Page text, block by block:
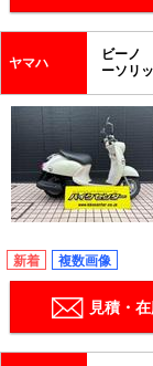
ヤマハ
ビーノ
ーソリ
新着 複数画像
見積・在